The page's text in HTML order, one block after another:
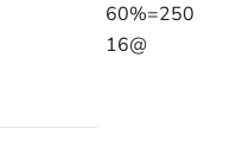
60%=250
16@